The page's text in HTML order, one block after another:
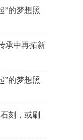
”的梦想照
承中再拓新
”的梦想照
刻，或刷